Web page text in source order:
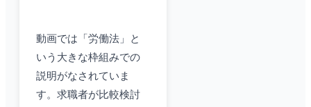
動画では「労働法」と
いう大きな枠組みでの
説明がなされていま
す。求職者が比較検討